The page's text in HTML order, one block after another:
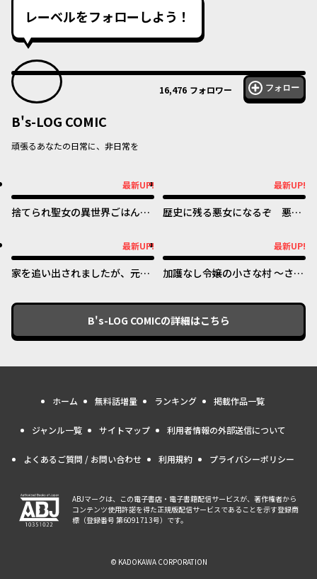
レーベルをフォローしよう！
16,476 フォロワー フォロー
B's-LOG COMIC
頑張るあなたの日常に、非日常を
最新UP!
捨てられ聖女の異世界ごはん
最新UP!
歴史に残る悪女になるぞ 悪役
最新UP!
家を追い出されましたが、元気
法と前世知識で快適便利なセカ
最新UP!
加護なし令嬢の小さな村 ～さ
～
B's-LOG COMICの詳細はこちら
ホーム 無料話増量 ランキング 掲載作品一覧
ジャンル一覧 サイトマップ 利用者情報の外部送信について
よくあるご質問 / お問い合わせ 利用規約 プライバシーポリシー
ABJマークは、この電子書店・電子書籍配信サービスが、著作権者から
コンテンツ使用許諾を得た正規版配信サービスであることを示す登録商
標（登録番号 第6091713号）です。
© KADOKAWA CORPORATION